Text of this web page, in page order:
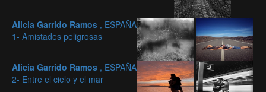
Alicia Garrido Ramos , ESPAÑA
1- Amistades peligrosas
Alicia Garrido Ramos , ESPAÑA
2- Entre el cielo y el mar